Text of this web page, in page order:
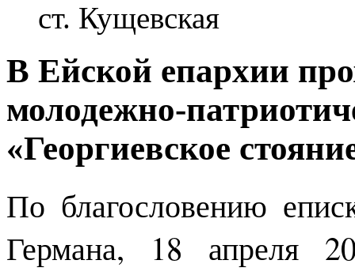
ст. Кущевская
В Ейской епархии
молодежно-
«Георгиевское
По благословению
Германа, 18 апреля